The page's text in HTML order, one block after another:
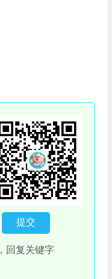
，回复关键字